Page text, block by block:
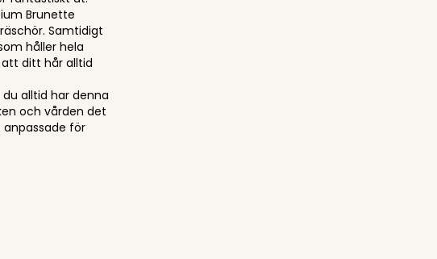
Brunette
Samtidigt
håller hela
att ditt hår alltid
alltid har denna
och vården det
för